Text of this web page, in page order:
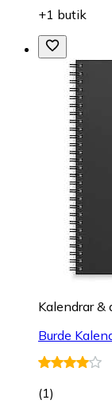
+1 butik
Kalendrar
Burde
(1)